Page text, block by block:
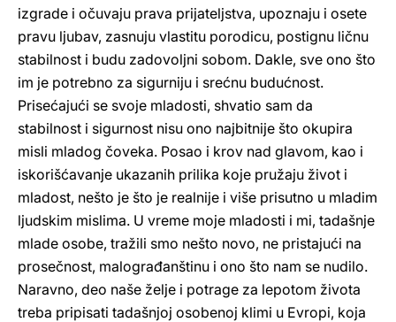
izgrade i očuvaju prava prijateljstva, upoznaju i osete
pravu ljubav, zasnuju vlastitu porodicu, postignu ličnu
stabilnost i budu zadovoljni sobom. Dakle, sve ono što
im je potrebno za sigurniju i srećnu budućnost.
Prisećajući se svoje mladosti, shvatio sam da
stabilnost i sigurnost nisu ono najbitnije što okupira
misli mladog čoveka. Posao i krov nad glavom, kao i
iskorišćavanje ukazanih prilika koje pružaju život i
mladost, nešto je što je realnije i više prisutno u mladim
ljudskim mislima. U vreme moje mladosti i mi, tadašnje
mlade osobe, tražili smo nešto novo, ne pristajući na
prosečnost, malograđanštinu i ono što nam se nudilo.
Naravno, deo naše želje i potrage za lepotom života
treba pripisati tadašnjoj osobenoj klimi u Evropi, koja